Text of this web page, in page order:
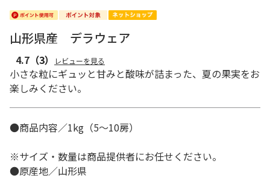
山形県産 デラウェア
4.7 （3） レビューを見る
小さな粒にギュッと甘みと酸味が詰まった、夏の果実をお
楽しみください。
●商品内容／1kg（5～10房）
※サイズ・数量は商品提供者にお任せください。
●原産地／山形県